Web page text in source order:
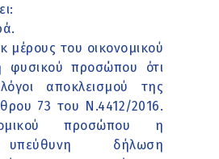
του οικονομικού
φυσικού προσώπου ότι
αποκλεισμού της
73 του Ν.4412/2016.
προσώπου η
υπεύθυνη δήλωση